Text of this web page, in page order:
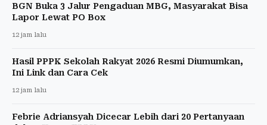
BGN Buka 3 Jalur Pengaduan MBG, Masyarakat Bisa
Lapor Lewat PO Box
12 jam lalu
Hasil PPPK Sekolah Rakyat 2026 Resmi Diumumkan,
Ini Link dan Cara Cek
12 jam lalu
Febrie Adriansyah Dicecar Lebih dari 20 Pertanyaan